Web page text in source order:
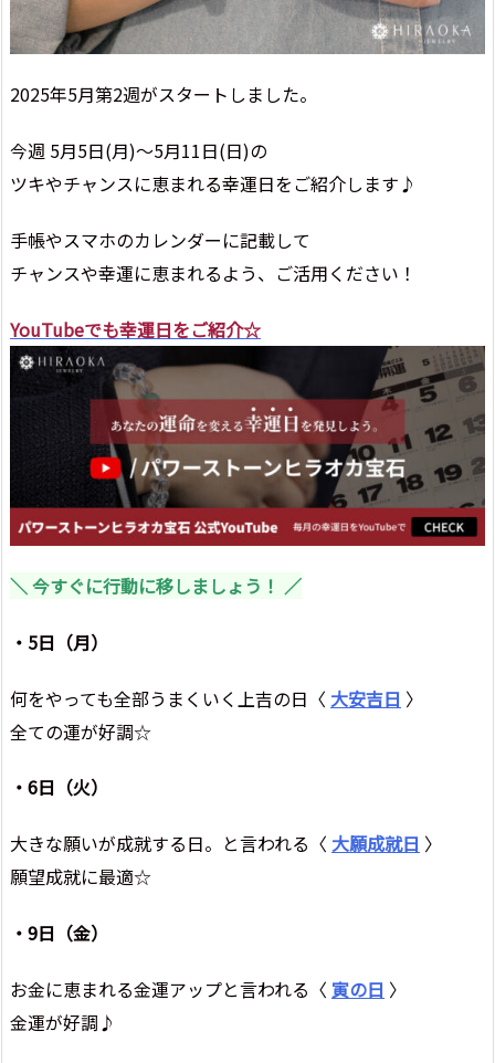
2025年5月第2週がスタートしました。
今週 5月5日(月)～5月11日(日)の
ツキやチャンスに恵まれる幸運日をご紹介します♪
手帳やスマホのカレンダーに記載して
チャンスや幸運に恵まれるよう、ご活用ください！
YouTubeでも幸運日をご紹介☆
＼ 今すぐに行動に移しましょう！ ／
・5日（月）
何をやっても全部うまくいく上吉の日〈 大安吉日 〉
全ての運が好調☆
・6日（火）
大きな願いが成就する日。と言われる〈 大願成就日 〉
願望成就に最適☆
・9日（金）
お金に恵まれる金運アップと言われる〈 寅の日 〉
金運が好調♪